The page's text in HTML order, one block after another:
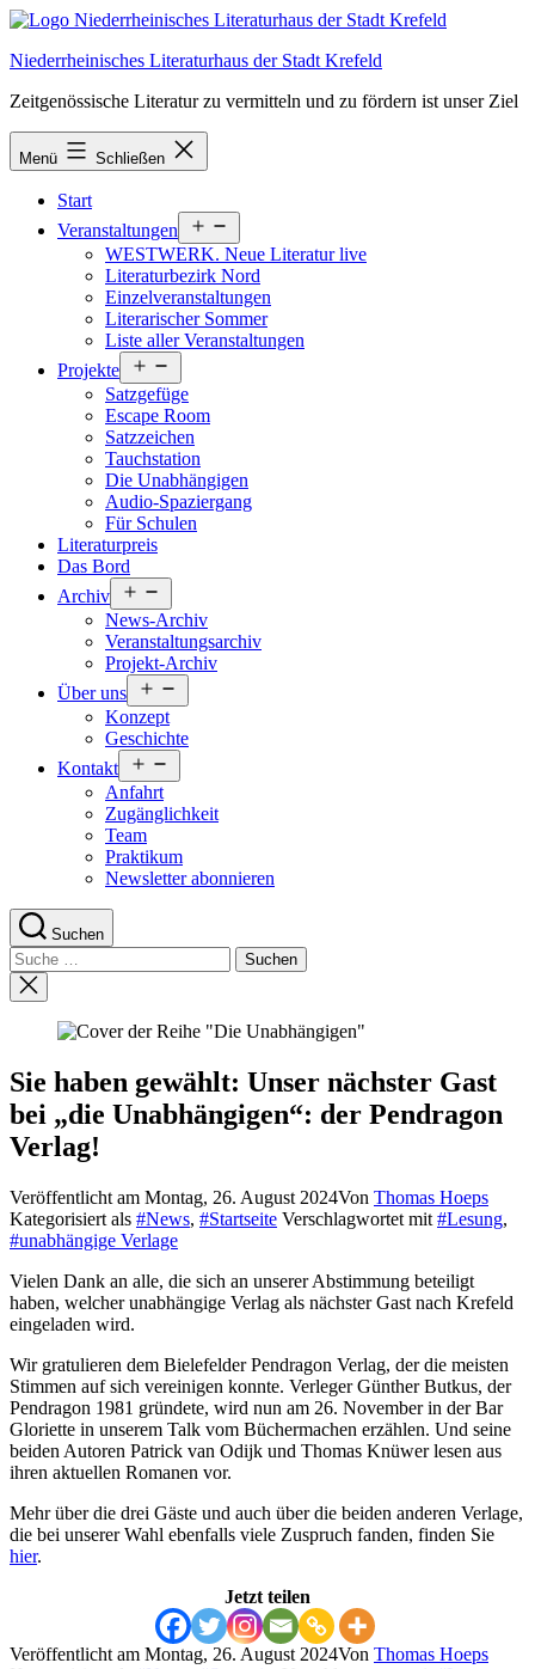
Zum
springen
Niederrheinisches Literaturhaus der Stadt Krefeld
Zeitgenössische Literatur zu vermitteln und zu fördern ist unser Ziel
Menü Schließen
Start
Veranstaltungen
öffnen
WESTWERK. Neue Literatur live
Literaturbezirk Nord
Einzelveranstaltungen
Literarischer Sommer
Liste aller Veranstaltungen
Projekte
öffnen
Satzgefüge
Escape Room
Satzzeichen
Tauchstation
Die Unabhängigen
Audio-Spaziergang
Für Schulen
Literaturpreis
Das Bord
Archiv
öffnen
News-Archiv
Veranstaltungsarchiv
Projekt-Archiv
Über uns
öffnen
Konzept
Geschichte
Kontakt
öffnen
Anfahrt
Zugänglichkeit
Team
Praktikum
Newsletter abonnieren
Suchen
Suche
nach:
Suche
schließen
Sie haben gewählt: Unser nächster Gast
bei „die Unabhängigen“: der Pendragon
Verlag!
Veröffentlicht am Montag, 26. August 2024Von Thomas Hoeps
Kategorisiert als #News, #Startseite Verschlagwortet mit #Lesung,
#unabhängige Verlage
Vielen Dank an alle, die sich an unserer Abstimmung beteiligt
haben, welcher unabhängige Verlag als nächster Gast nach Krefeld
eingeladen wird.
Wir gratulieren dem Bielefelder Pendragon Verlag, der die meisten
Stimmen auf sich vereinigen konnte. Verleger Günther Butkus, der
Pendragon 1981 gründete, wird nun am 26. November in der Bar
Gloriette in unserem Talk vom Büchermachen erzählen. Und seine
beiden Autoren Patrick van Odijk und Thomas Knüwer lesen aus
ihren aktuellen Romanen vor.
Mehr über die drei Gäste und auch über die beiden anderen Verlage,
die bei unserer Wahl ebenfalls viele Zuspruch fanden, finden Sie
hier.
Jetzt teilen
Veröffentlicht am Montag, 26. August 2024Von Thomas Hoeps